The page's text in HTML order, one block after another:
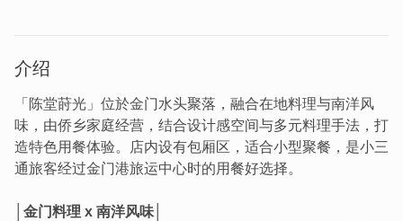
介绍
「陈堂莳光」位於金门水头聚落，融合在地料理与南洋风
味，由侨乡家庭经营，结合设计感空间与多元料理手法，打
造特色用餐体验。店内设有包厢区，适合小型聚餐，是小三
通旅客经过金门港旅运中心时的用餐好选择。
│金门料理 x 南洋风味│